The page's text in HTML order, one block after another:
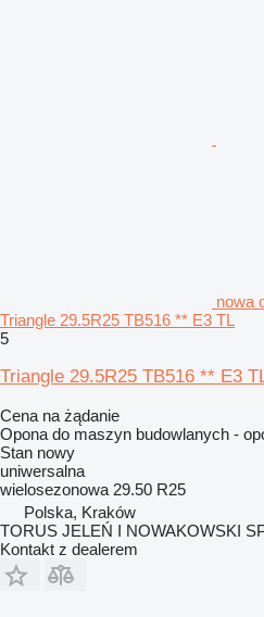
nowa
Triangle 29.5R25 TB516 ** E3 TL
5
Triangle 29.5R25 TB516 ** E3
Cena na żądanie
Opona do maszyn budowlanych -
Stan nowy
uniwersalna
wielosezonowa 29.50 R25
Polska, Kraków
TORUS JELEŃ I NOWAKOWSKI
Kontakt z dealerem